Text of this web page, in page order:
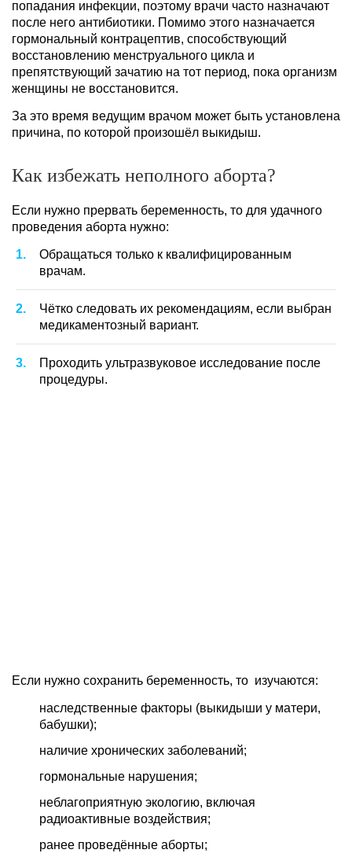
попадания инфекции, поэтому врачи часто назначают
после него антибиотики. Помимо этого назначается
гормональный контрацептив, способствующий
восстановлению менструального цикла и
препятствующий зачатию на тот период, пока организм
женщины не восстановится.
За это время ведущим врачом может быть установлена
причина, по которой произошёл выкидыш.
Как избежать неполного аборта?
Если нужно прервать беременность, то для удачного
проведения аборта нужно:
Обращаться только к квалифицированным
врачам.
Чётко следовать их рекомендациям, если выбран
медикаментозный вариант.
Проходить ультразвуковое исследование после
процедуры.
Если нужно сохранить беременность, то изучаются:
наследственные факторы (выкидыши у матери,
бабушки);
наличие хронических заболеваний;
гормональные нарушения;
неблагоприятную экологию, включая
радиоактивные воздействия;
ранее проведённые аборты;